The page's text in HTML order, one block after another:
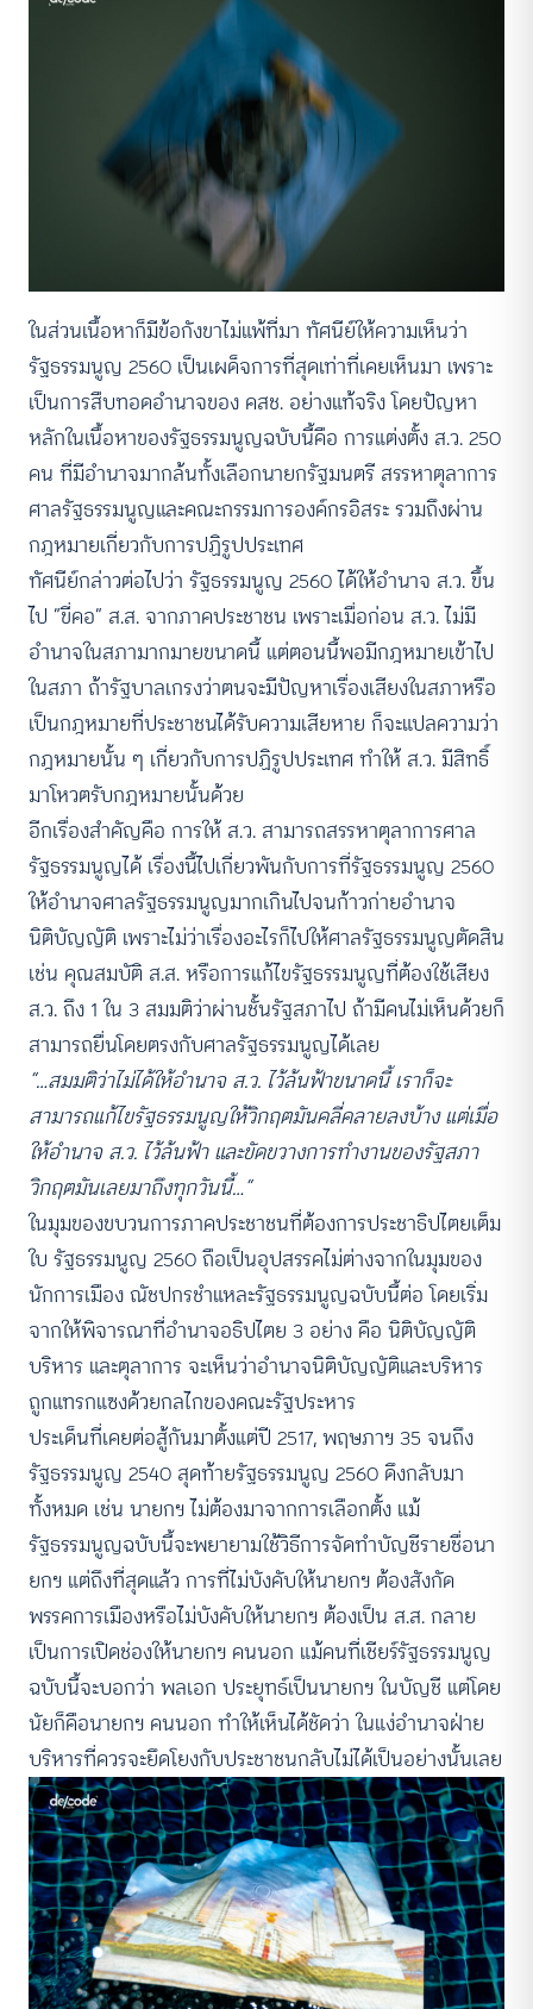
ในส่วนเนื้อหาก็มีข้อกังขาไม่แพ้ที่มา ทัศนีย์ให้ความเห็นว่า
รัฐธรรมนูญ 2560 เป็นเผด็จการที่สุดเท่าที่เคยเห็นมา เพราะ
เป็นการสืบทอดอำนาจของ คสช. อย่างแท้จริง โดยปัญหา
หลักในเนื้อหาของรัฐธรรมนูญฉบับนี้คือ การแต่งตั้ง ส.ว. 250
คน ที่มีอำนาจมากล้นทั้งเลือกนายกรัฐมนตรี สรรหาตุลาการ
ศาลรัฐธรรมนูญและคณะกรรมการองค์กรอิสระ รวมถึงผ่าน
กฎหมายเกี่ยวกับการปฏิรูปประเทศ
ทัศนีย์กล่าวต่อไปว่า รัฐธรรมนูญ 2560 ได้ให้อำนาจ ส.ว. ขึ้น
ไป “ขี่คอ” ส.ส. จากภาคประชาชน เพราะเมื่อก่อน ส.ว. ไม่มี
อำนาจในสภามากมายขนาดนี้ แต่ตอนนี้พอมีกฎหมายเข้าไป
ในสภา ถ้ารัฐบาลเกรงว่าตนจะมีปัญหาเรื่องเสียงในสภาหรือ
เป็นกฎหมายที่ประชาชนได้รับความเสียหาย ก็จะแปลความว่า
กฎหมายนั้น ๆ เกี่ยวกับการปฏิรูปประเทศ ทำให้ ส.ว. มีสิทธิ์
มาโหวตรับกฎหมายนั้นด้วย
อีกเรื่องสำคัญคือ การให้ ส.ว. สามารถสรรหาตุลาการศาล
รัฐธรรมนูญได้ เรื่องนี้ไปเกี่ยวพันกับการที่รัฐธรรมนูญ 2560
ให้อำนาจศาลรัฐธรรมนูญมากเกินไปจนก้าวก่ายอำนาจ
นิติบัญญัติ เพราะไม่ว่าเรื่องอะไรก็ไปให้ศาลรัฐธรรมนูญตัดสิน
เช่น คุณสมบัติ ส.ส. หรือการแก้ไขรัฐธรรมนูญที่ต้องใช้เสียง
ส.ว. ถึง 1 ใน 3 สมมติว่าผ่านชั้นรัฐสภาไป ถ้ามีคนไม่เห็นด้วยก็
สามารถยื่นโดยตรงกับศาลรัฐธรรมนูญได้เลย
“…สมมติว่าไม่ได้ให้อำนาจ ส.ว. ไว้ล้นฟ้าขนาดนี้ เราก็จะ
สามารถแก้ไขรัฐธรรมนูญให้วิกฤตมันคลี่คลายลงบ้าง แต่เมื่อ
ให้อำนาจ ส.ว. ไว้ล้นฟ้า และขัดขวางการทำงานของรัฐสภา
วิกฤตมันเลยมาถึงทุกวันนี้…”
ในมุมของขบวนการภาคประชาชนที่ต้องการประชาธิปไตยเต็ม
ใบ รัฐธรรมนูญ 2560 ถือเป็นอุปสรรคไม่ต่างจากในมุมของ
นักการเมือง ณัชปกรชำแหละรัฐธรรมนูญฉบับนี้ต่อ โดยเริ่ม
จากให้พิจารณาที่อำนาจอธิปไตย 3 อย่าง คือ นิติบัญญัติ
บริหาร และตุลาการ จะเห็นว่าอำนาจนิติบัญญัติและบริหาร
ถูกแทรกแซงด้วยกลไกของคณะรัฐประหาร
ประเด็นที่เคยต่อสู้กันมาตั้งแต่ปี 2517, พฤษภาฯ 35 จนถึง
รัฐธรรมนูญ 2540 สุดท้ายรัฐธรรมนูญ 2560 ดึงกลับมา
ทั้งหมด เช่น นายกฯ ไม่ต้องมาจากการเลือกตั้ง แม้
รัฐธรรมนูญฉบับนี้จะพยายามใช้วิธีการจัดทำบัญชีรายชื่อนา
ยกฯ แต่ถึงที่สุดแล้ว การที่ไม่บังคับให้นายกฯ ต้องสังกัด
พรรคการเมืองหรือไม่บังคับให้นายกฯ ต้องเป็น ส.ส. กลาย
เป็นการเปิดช่องให้นายกฯ คนนอก แม้คนที่เชียร์รัฐธรรมนูญ
ฉบับนี้จะบอกว่า พลเอก ประยุทธ์เป็นนายกฯ ในบัญชี แต่โดย
นัยก็คือนายกฯ คนนอก ทำให้เห็นได้ชัดว่า ในแง่อำนาจฝ่าย
บริหารที่ควรจะยึดโยงกับประชาชนกลับไม่ได้เป็นอย่างนั้นเลย